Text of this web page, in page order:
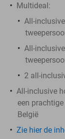
Multideal:
All-
All-
2 all-
All-inclusive
een
België
Zie hier de